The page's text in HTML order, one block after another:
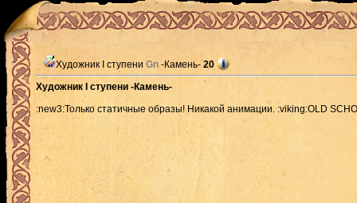
Художник I ступени Gn -Камень- 20
Художник I ступени -Камень-
:new3:Только статичные образы! Никакой анимации. :viking:OLD